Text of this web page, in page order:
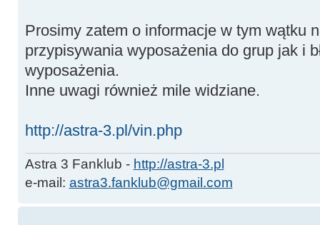
Prosimy zatem o informacje w tym wątku
przypisywania wyposażenia do grup jak i
wyposażenia.
Inne uwagi również mile widziane.
http://astra-3.pl/vin.php
Astra 3 Fanklub - http://astra-3.pl
e-mail: astra3.fanklub@gmail.com